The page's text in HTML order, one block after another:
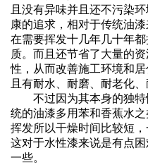
且没有异味并且还不污染
康的追求，相对于传统油
在需要挥发十几年几十年
质。而且还节省了大量的
性，从而改善施工环境和居
且有耐水、耐磨、耐老化
不过因为其本身的独
统的油漆多用苯和香蕉水
挥发所以干燥时间比较短
这对于水性漆来说是有点
一些。